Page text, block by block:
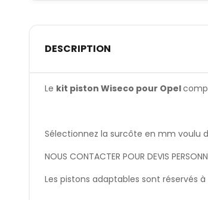
DESCRIPTION
Le kit piston Wiseco pour Opel
Sélectionnez la surcôte en mm voulu
NOUS CONTACTER POUR DEVIS
Les pistons adaptables sont réservés